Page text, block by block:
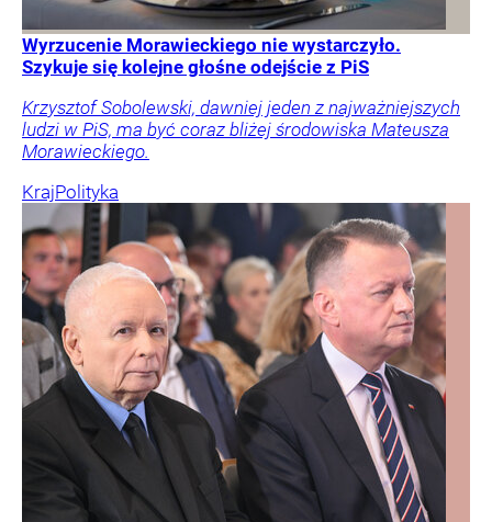
Wyrzucenie Morawieckiego nie wystarczyło.
Szykuje się kolejne głośne odejście z PiS
Krzysztof Sobolewski, dawniej jeden z najważniejszych
ludzi w PiS, ma być coraz bliżej środowiska Mateusza
Morawieckiego.
KrajPolityka